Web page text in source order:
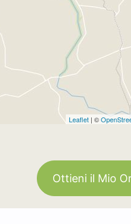
Leaflet | ©
Ottieni il Mio